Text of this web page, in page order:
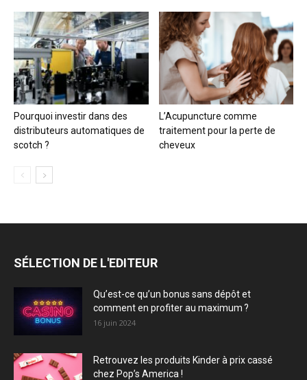
Pourquoi investir dans des
distributeurs automatiques de
scotch ?
L’Acupuncture comme
traitement pour la perte de
cheveux
SÉLECTION DE L'EDITEUR
Qu’est-ce qu’un bonus sans dépôt et
comment en profiter au maximum ?
16 juin 2024
Retrouvez les produits Kinder à prix cassé
chez Pop’s America !